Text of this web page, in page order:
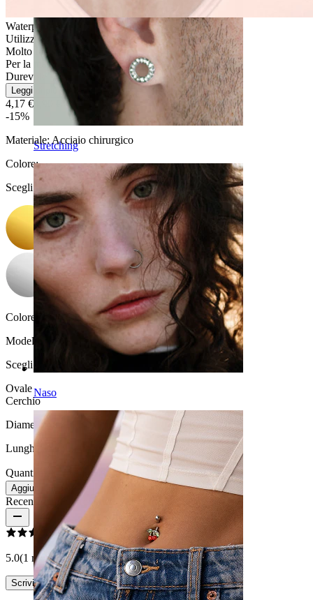
Stretching
Naso
Waterproof
Utilizzo quotidiano
Molto facile
Per la maggior parte dei tipi di pelle
Durevole
Leggi di più
4,17 €
-15%
Materiale: Acciaio chirurgico
Colore:
Scegli Colore
Colore della pietra: Trasparente
Modello
Scegli Modello
Ovale
Cerchio
Diametro del filo:
0,8 mm
Lunghezza:
Quantità: 1
Modifica
Aggiungi al carrello
Recensioni del prodotto
5.0(1 recensioni)
Scrivi una recensione